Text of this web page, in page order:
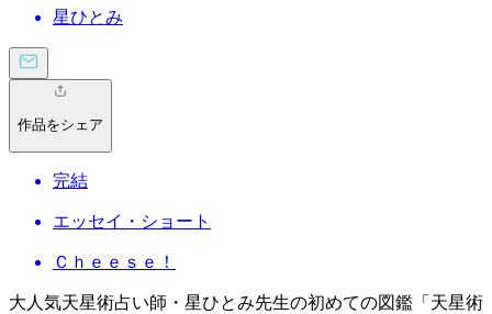
星ひとみ
作品をシェア
完結
エッセイ・ショート
Ｃｈｅｅｓｅ！
大人気天星術占い師・星ひとみ先生の初めての図鑑「天星術